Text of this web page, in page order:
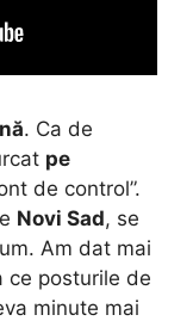
. Ca de
pe
de control”.
Novi Sad, se
Am dat mai
ce posturile de
minute mai